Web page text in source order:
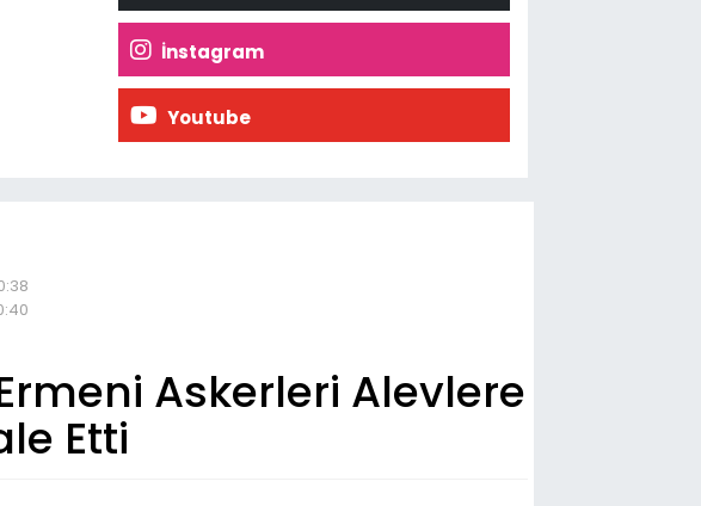
İnstagram
Youtube
Askerleri Alevlere
Etti